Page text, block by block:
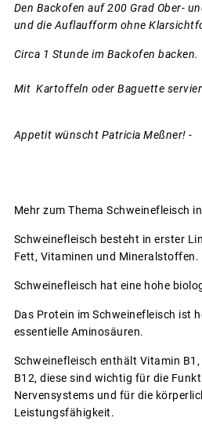
Den Backofen auf 200 Grad Ober-
und die Auflaufform ohne
Circa 1 Stunde im Backofen backen.
Mit Kartoffeln oder Baguette
-
Appetit wünscht Patricia Meßner! -
Mehr zum Thema Schweinefleisch
Schweinefleisch besteht in erster
Fett, Vitaminen und Mineralstoffen.
Schweinefleisch hat eine hohe
Das Protein im Schweinefleisch ist
essentielle Aminosäuren.
Schweinefleisch enthält Vitamin
B12, diese sind wichtig für die
Nervensystems und für die
Leistungsfähigkeit.